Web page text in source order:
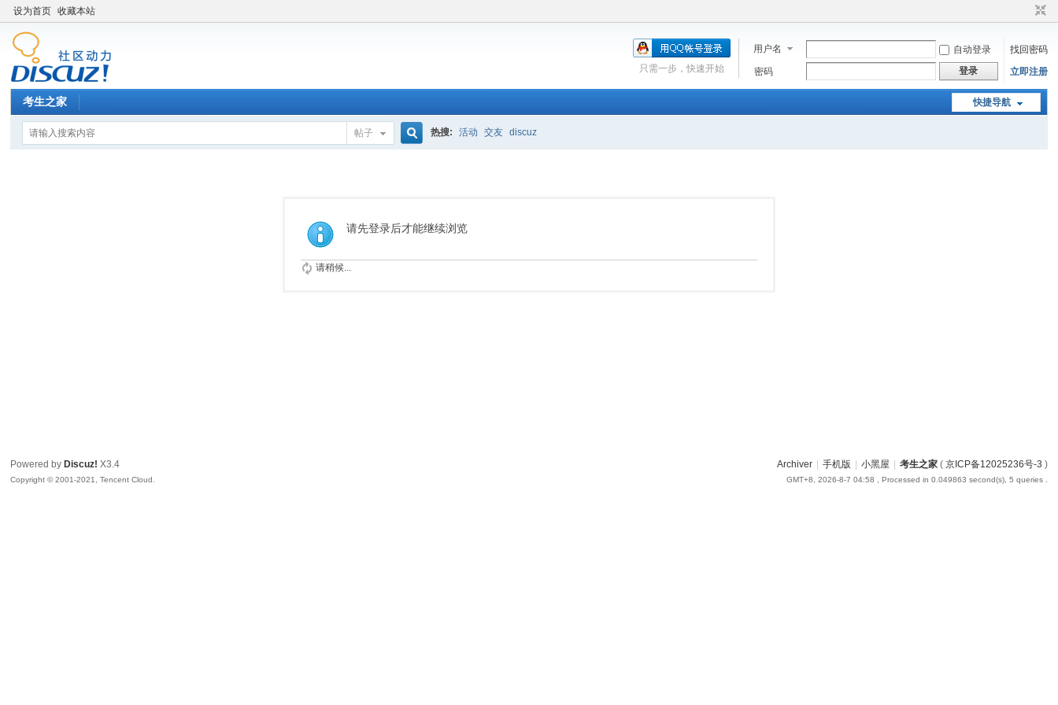
设为首页 收藏本站
用户名 自动登录
找回密码
密码
登录 立即注册
只需一步，快速开始
快捷导航
考生之家
帖子
索
热搜: 活动 交友 discuz
请先登录后才能继续浏览
请稍候...
Archiver 手机版 小黑屋 考生之家( 京ICP备12025236号-3 )
GMT+8, 2026-8-7 04:58 , Processed in 0.049863 second(s), 5 queries .
Powered by Discuz! X3.4
Copyright © 2001-2021, Tencent Cloud.